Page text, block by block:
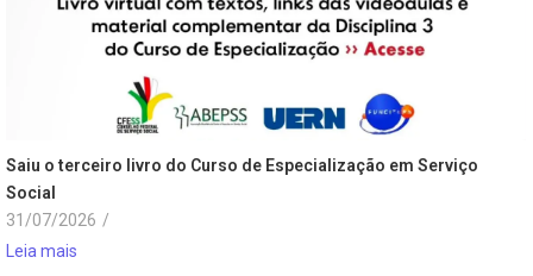
Saiu o terceiro livro do Curso de Especialização em Serviço
Social
31/07/2026 /
Leia mais